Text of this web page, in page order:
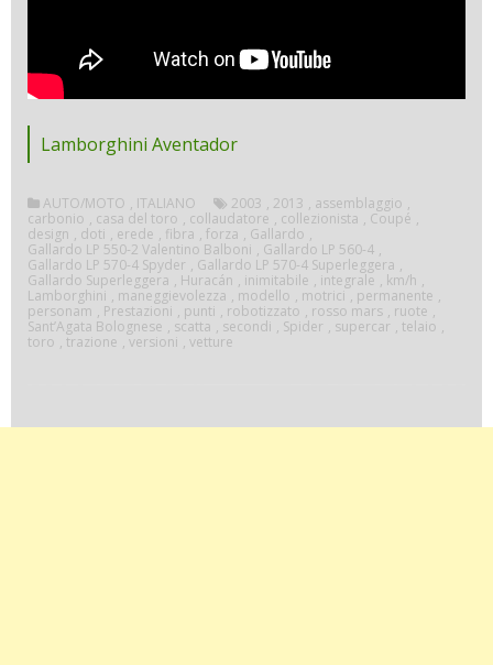
Lamborghini Aventador
AUTO/MOTO , ITALIANO 2003 , 2013 , assemblaggio ,
carbonio , casa del toro , collaudatore , collezionista , Coupé ,
design , doti , erede , fibra , forza , Gallardo ,
Gallardo LP 550-2 Valentino Balboni , Gallardo LP 560-4 ,
Gallardo LP 570-4 Spyder , Gallardo LP 570-4 Superleggera ,
Gallardo Superleggera , Huracán , inimitabile , integrale , km/h ,
Lamborghini , maneggievolezza , modello , motrici , permanente ,
personam , Prestazioni , punti , robotizzato , rosso mars , ruote ,
Sant’Agata Bolognese , scatta , secondi , Spider , supercar , telaio ,
toro , trazione , versioni , vetture